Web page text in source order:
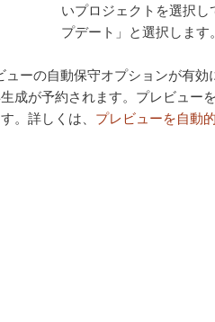
いプロジェクトを選択
プデート」と選択します。
ューの自動保守オプションが有
成が予約されます。プレビュー
。詳しくは、 プレビューを自動